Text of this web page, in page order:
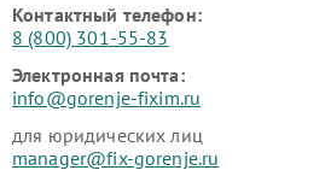
Контактный телефон:
8 (800) 301-55-83
Электронная почта:
info@gorenje-fixim.ru
для юридических лиц
manager@fix-gorenje.ru